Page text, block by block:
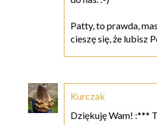
Patty, to prawda,
cieszę się, że lubisz
Kurczak
Dziękuję Wam! :***